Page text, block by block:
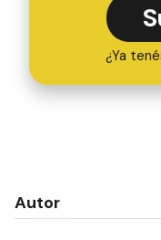
¿Ya
Autor